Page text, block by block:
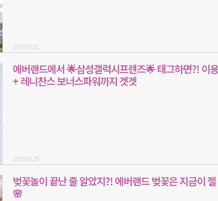
2019.07.01
에버랜드에서 🌟삼성갤럭시프렌즈🌟 태그하면?! 이
+ 레니찬스 보너스파워까지 겟겟
2019.05.29
벚꽃놀이 끝난 줄 알았지?! 에버랜드 벚꽃은 지금이
🌸